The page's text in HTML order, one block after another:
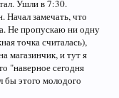
Ушли в 7:30.
Начал замечать, что
Не пропускаю ни одну
точка считалась),
магазинчик, и тут я
"наверное сегодня
бы этого молодого